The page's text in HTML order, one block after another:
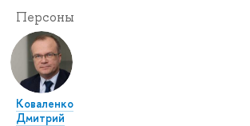
Персоны
Коваленко
Дмитрий